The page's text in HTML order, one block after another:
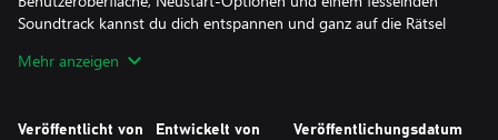
Soundtrack kannst du dich entspannen und ganz auf die Rätsel
Ohne Zeitdruck oder Ressourcenmanagement bietet Mimi the
Mehr anzeigen
Veröffentlicht von Entwickelt von Veröffentlichungsdatum